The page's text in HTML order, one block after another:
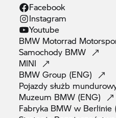
Facebook
Instagram
Youtube
BMW Motorrad
Samochody BMW
MINI
BMW Group (ENG)
Pojazdy służb
Muzeum BMW (ENG)
Fabryka BMW w Berlinie